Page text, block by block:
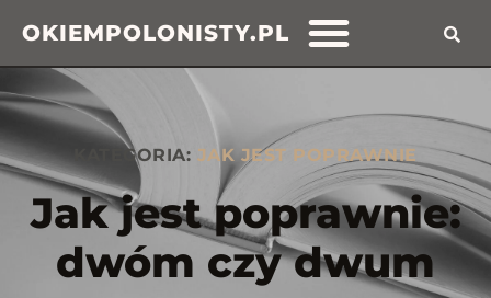
OKIEMPOLONISTY.PL
KATEGORIA: JAK JEST POPRAWNIE
Jak jest poprawnie:
dwóm czy dwum